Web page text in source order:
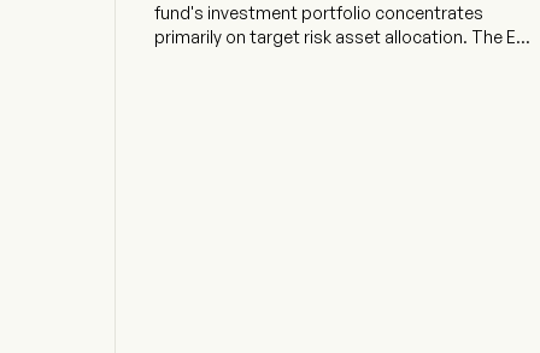
fund's investment portfolio concentrates
primarily on target risk asset allocation. The ETF